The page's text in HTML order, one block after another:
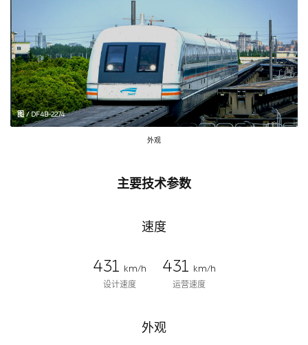
图 / DF4B-2274
外观
主要技术参数
速度
431
km/h
设计速度
431
km/h
运营速度
外观